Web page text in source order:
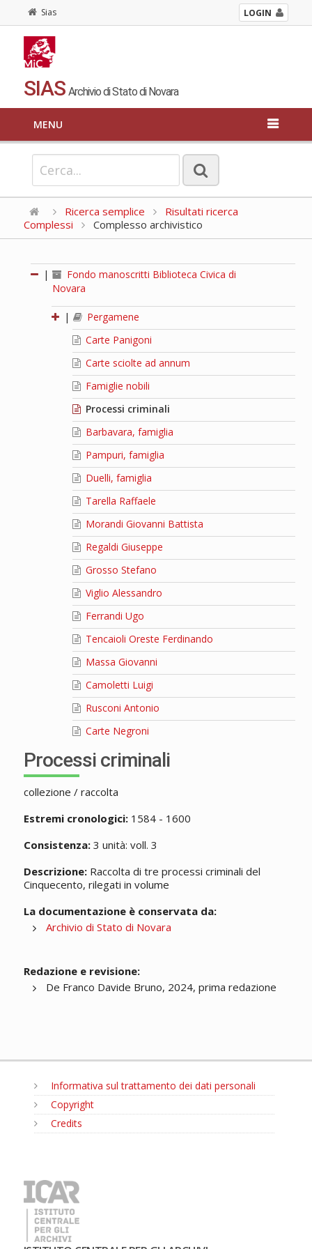
Sias LOGIN
SIAS Archivio di Stato di Novara
MENU
Ricerca semplice
Risultati ricerca
Complessi
Complesso archivistico
|
Fondo manoscritti Biblioteca Civica di
Novara
|
Pergamene
Carte Panigoni
Carte sciolte ad annum
Famiglie nobili
Processi criminali
Barbavara, famiglia
Pampuri, famiglia
Duelli, famiglia
Tarella Raffaele
Morandi Giovanni Battista
Regaldi Giuseppe
Grosso Stefano
Viglio Alessandro
Ferrandi Ugo
Tencaioli Oreste Ferdinando
Massa Giovanni
Camoletti Luigi
Rusconi Antonio
Carte Negroni
Processi criminali
collezione / raccolta
Estremi cronologici:1584 - 1600
Consistenza:3 unità: voll. 3
Descrizione:Raccolta di tre processi criminali del
Cinquecento, rilegati in volume
La documentazione è conservata da:
Archivio di Stato di Novara
Redazione e revisione:
De Franco Davide Bruno, 2024, prima redazione
Informativa sul trattamento dei dati personali
Copyright
Credits